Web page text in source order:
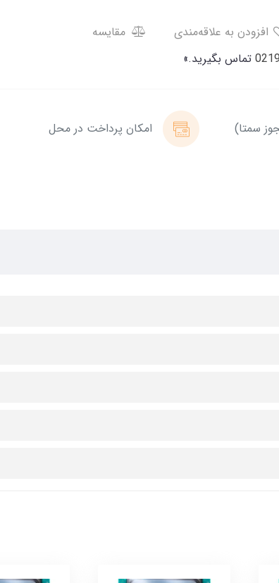
مقایسه
تماس بگیرید.»
سمتا) امکان پرداخت در محل